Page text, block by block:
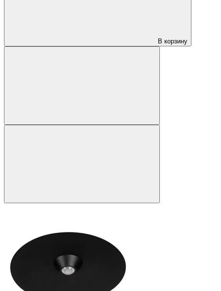
В корзину